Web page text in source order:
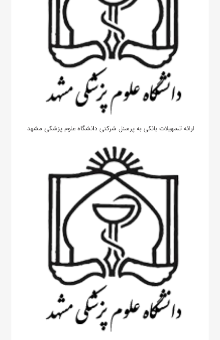
ارائه تسهیلات بانکی به پرسنل شرکتی دانشگاه علوم پزشکی مشهد